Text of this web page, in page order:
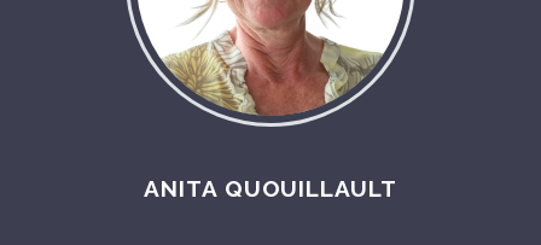
ANITA QUOUILLAULT